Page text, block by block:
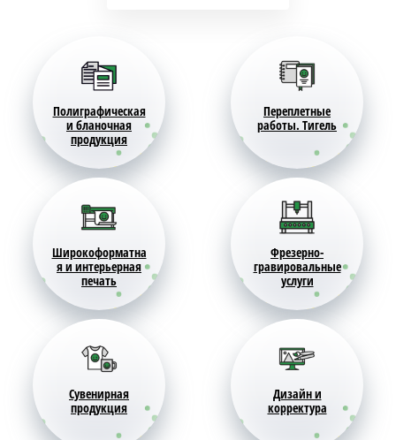
Полиграфическая
и бланочная
продукция
Переплетные
работы. Тигель
Широкоформатна
я и интерьерная
печать
Фрезерно-
гравировальные
услуги
Сувенирная
продукция
Дизайн и
корректура